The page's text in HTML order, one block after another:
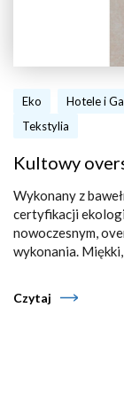
Eko Hotele i
Tekstylia
Kultowy
Wykonany z
certyfikacji
nowoczesnym,
wykonania.
Czytaj